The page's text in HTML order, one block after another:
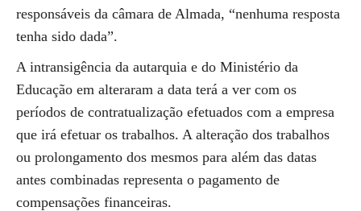
responsáveis da câmara de Almada, “nenhuma resposta
tenha sido dada”.
A intransigência da autarquia e do Ministério da
Educação em alteraram a data terá a ver com os
períodos de contratualização efetuados com a empresa
que irá efetuar os trabalhos. A alteração dos trabalhos
ou prolongamento dos mesmos para além das datas
antes combinadas representa o pagamento de
compensações financeiras.